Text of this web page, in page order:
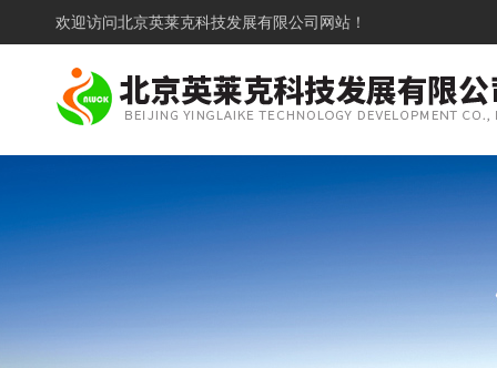
欢迎访问北京英莱克科技发展有限公司网站！